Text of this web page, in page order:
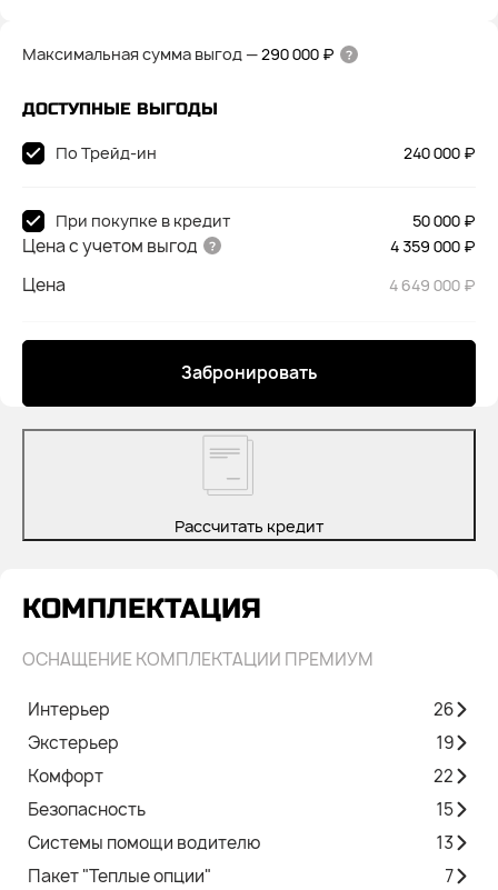
Максимальная сумма выгод —290 000 ₽
ДОСТУПНЫЕ ВЫГОДЫ
240 000 ₽
По Трейд-ин
50 000 ₽
При покупке в кредит
Цена с учетом выгод 4 359 000 ₽
Цена 4 649 000 ₽
Забронировать
Рассчитать кредит
КОМПЛЕКТАЦИЯ
ОСНАЩЕНИЕ КОМПЛЕКТАЦИИ ПРЕМИУМ
Интерьер
26
Экстерьер
19
Комфорт
22
Безопасность
15
Системы помощи водителю
13
Пакет "Теплые опции"
7